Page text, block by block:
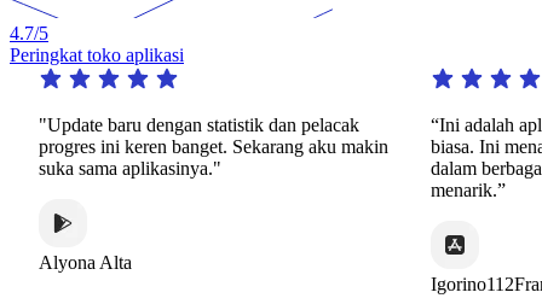
4.7/5
Peringkat toko aplikasi
"Update baru dengan statistik dan pelacak
progres ini keren banget. Sekarang aku makin
suka sama aplikasinya."
Alyona Alta
“Ini adalah
biasa. Ini
dalam berbagai
menarik.”
Igorino112France